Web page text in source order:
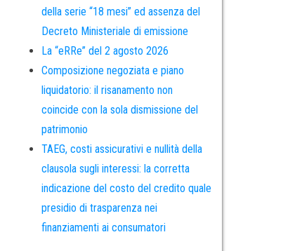
della serie “18 mesi” ed assenza del
Decreto Ministeriale di emissione
La “eRRe” del 2 agosto 2026
Composizione negoziata e piano
liquidatorio: il risanamento non
coincide con la sola dismissione del
patrimonio
TAEG, costi assicurativi e nullità della
clausola sugli interessi: la corretta
indicazione del costo del credito quale
presidio di trasparenza nei
finanziamenti ai consumatori